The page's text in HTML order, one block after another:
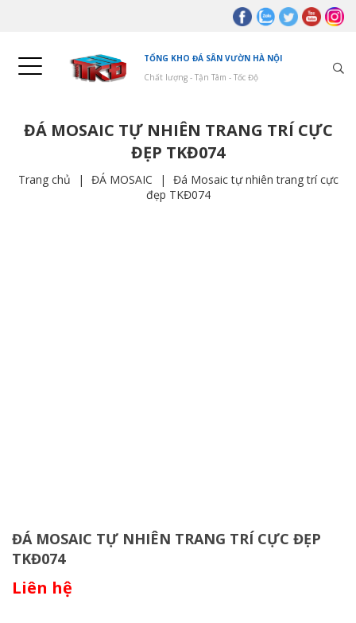
TỔNG KHO ĐÁ SÂN VƯỜN HÀ NỘI
Chất lượng - Tận Tâm - Tốc Độ
ĐÁ MOSAIC TỰ NHIÊN TRANG TRÍ CỰC
ĐẸP TKĐ074
Trang chủ | ĐÁ MOSAIC |
Đá Mosaic tự nhiên trang trí cực
đẹp TKĐ074
ĐÁ MOSAIC TỰ NHIÊN TRANG TRÍ CỰC ĐẸP
TKĐ074
Liên hệ